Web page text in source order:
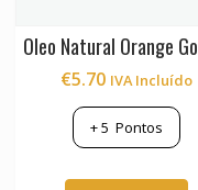
Oleo Natural Orange
€5.70 IVA Incluído
+5 Pontos